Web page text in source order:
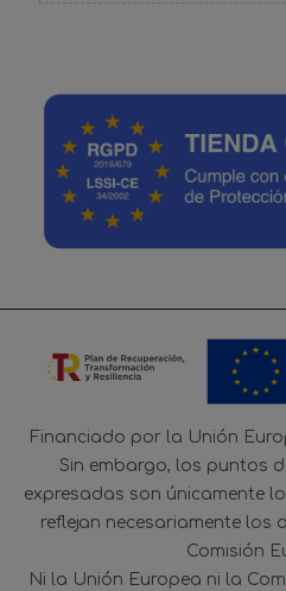
Financiado por la Unión
Sin embargo, los puntos
expresadas son únicamente
reflejan necesariamente los
Comisión
Ni la Unión Europea ni la